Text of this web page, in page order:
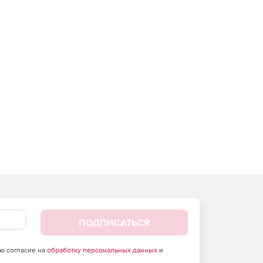
ПОДПИСАТЬСЯ
согласие на обработку персональных данныхи